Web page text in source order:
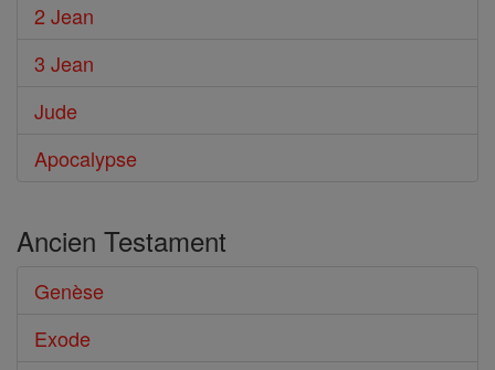
2 Jean
3 Jean
Jude
Apocalypse
Ancien Testament
Genèse
Exode